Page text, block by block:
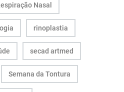
Nasal
rinoplastia
secad artmed
Semana da Tontura